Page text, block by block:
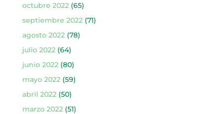
octubre 2022(65)
septiembre 2022(71)
agosto 2022(78)
julio 2022(64)
junio 2022(80)
mayo 2022(59)
abril 2022(50)
marzo 2022(51)